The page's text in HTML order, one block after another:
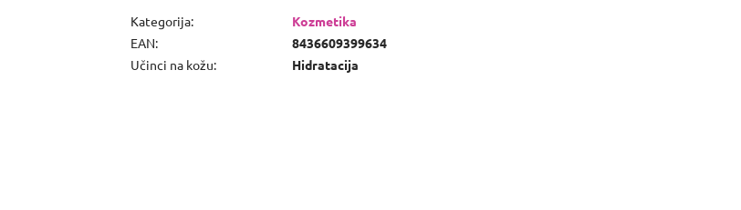
Kategorija:
Kozmetika
EAN:
8436609399634
Učinci na kožu: Hidratacija